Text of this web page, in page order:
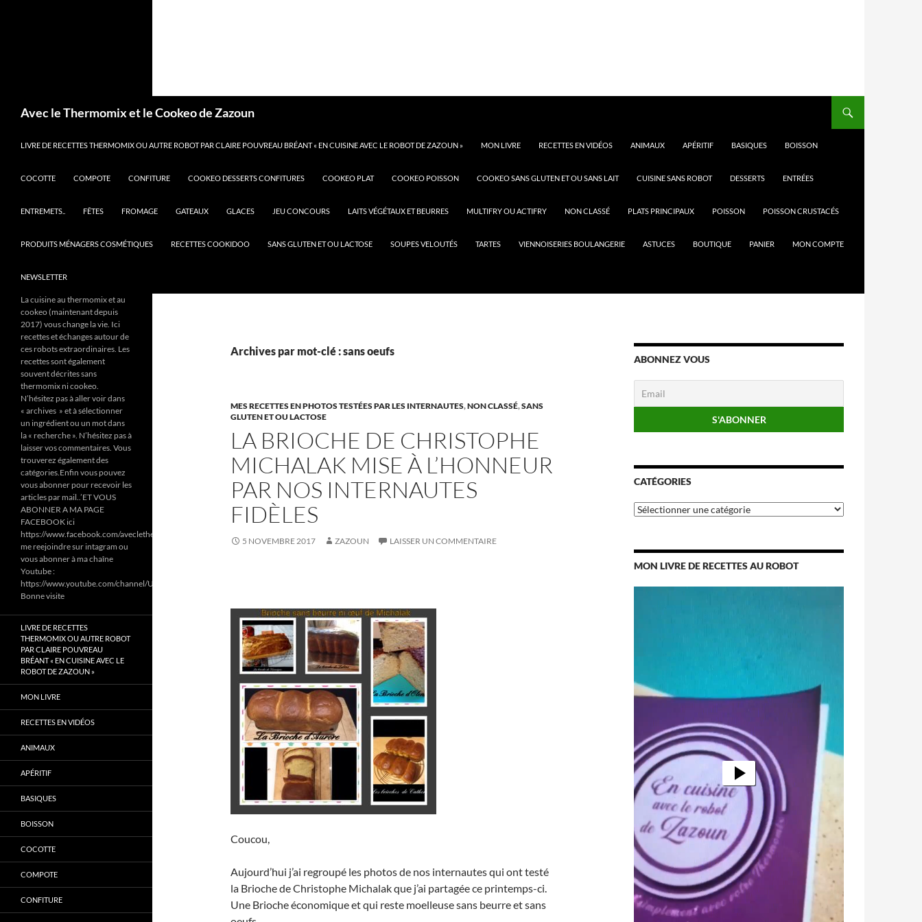
Avec le Thermomix et le Cookeo de Zazoun
LIVRE DE RECETTES THERMOMIX OU AUTRE ROBOT PAR CLAIRE POUVREAU BRÉANT « EN CUISINE AVEC LE ROBOT DE ZAZOUN » MON LIVRE RECETTES EN VIDÉOS ANIMAUX APÉRITIF BASIQUES BOISSON
COCOTTE COMPOTE CONFITURE COOKEO DESSERTS CONFITURES COOKEO PLAT COOKEO POISSON COOKEO SANS GLUTEN ET OU SANS LAIT CUISINE SANS ROBOT DESSERTS ENTRÉES
ENTREMETS.. FÊTES FROMAGE GATEAUX GLACES JEU CONCOURS LAITS VÉGÉTAUX ET BEURRES MULTIFRY OU ACTIFRY NON CLASSÉ PLATS PRINCIPAUX POISSON POISSON CRUSTACÉS
PRODUITS MÉNAGERS COSMÉTIQUES RECETTES COOKIDOO SANS GLUTEN ET OU LACTOSE SOUPES VELOUTÉS TARTES VIENNOISERIES BOULANGERIE ASTUCES BOUTIQUE PANIER MON COMPTE
NEWSLETTER
Archives par mot-clé : sans oeufs
MES RECETTES EN PHOTOS TESTÉES PAR LES INTERNAUTES,NON CLASSÉ,SANS
GLUTEN ET OU LACTOSE
LA BRIOCHE DE CHRISTOPHE
MICHALAK MISE À L’HONNEUR
PAR NOS INTERNAUTES
FIDÈLES
5 NOVEMBRE 2017 ZAZOUN LAISSER UN COMMENTAIRE
Coucou,
Aujourd’hui j’ai regroupé les photos de nos internautes qui ont testé
la Brioche de Christophe Michalak que j’ai partagée ce printemps-ci.
Une Brioche économique et qui reste moelleuse sans beurre et sans
ABONNEZ VOUS
CATÉGORIES
Catégories
MON LIVRE DE RECETTES AU ROBOT
La cuisine au thermomix et au
cookeo (maintenant depuis
2017) vous change la vie. Ici
recettes et échanges autour de
ces robots extraordinaires. Les
recettes sont également
souvent décrites sans
thermomix ni cookeo.
N’hésitez pas à aller voir dans
« archives » et à sélectionner
un ingrédient ou un mot dans
la « recherche ». N’hésitez pas à
laisser vos commentaires. Vous
trouverez également des
catégories.Enfin vous pouvez
vous abonner pour recevoir les
articles par mail..’ET VOUS
ABONNER A MA PAGE
FACEBOOK ici
https://www.facebook.com/aveclethermomixetcookeodezazoun/
me reejoindre sur intagram ou
vous abonner à ma chaîne
Youtube :
https://www.youtube.com/channel/UC6Pa6dF808fmGjZ5MMlrtaA
Bonne visite
LIVRE DE RECETTES
THERMOMIX OU AUTRE ROBOT
PAR CLAIRE POUVREAU
BRÉANT « EN CUISINE AVEC LE
ROBOT DE ZAZOUN »
MON LIVRE
RECETTES EN VIDÉOS
ANIMAUX
APÉRITIF
BASIQUES
BOISSON
COCOTTE
COMPOTE
CONFITURE